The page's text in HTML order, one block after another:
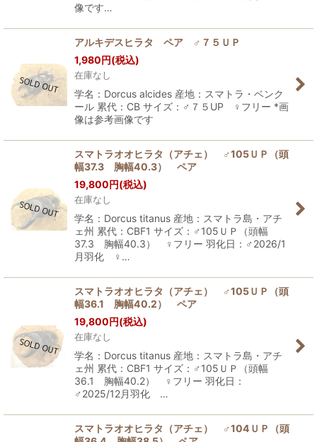
像です…
アルキデスヒラタ ペア ♂７５ＵＰ
1,980円(税込)
在庫なし
学名：Dorcus alcides 産地：スマトラ・ベンク
ール 累代：CB サイズ：♂７５UP ♀フリー *画
像は参考画像です
スマトラオオヒラタ（アチェ） ♂105ＵＰ（頭
幅37.3 胸幅40.3） ペア
19,800円(税込)
在庫なし
学名：Dorcus titanus 産地：スマトラ島・アチ
ェ州 累代：CBF1 サイズ：♂105ＵＰ（頭幅
37.3 胸幅40.3） ♀フリー 羽化日：♂2026/1
月羽化 ♀…
スマトラオオヒラタ（アチェ） ♂105ＵＰ（頭
幅36.1 胸幅40.2） ペア
19,800円(税込)
在庫なし
学名：Dorcus titanus 産地：スマトラ島・アチ
ェ州 累代：CBF1 サイズ：♂105ＵＰ（頭幅
36.1 胸幅40.2） ♀フリー 羽化日：
♂2025/12月羽化 …
スマトラオオヒラタ（アチェ） ♂104ＵＰ（頭